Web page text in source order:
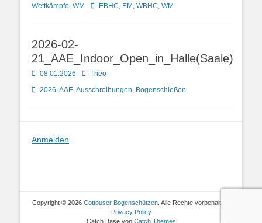
Wettkämpfe WM Schlagworte
EBHC EM WBHC WM
2026-02-
21_AAE_Indoor_Open_in_Halle(Saale)
Posted
08.01.2026 AutorTheo
Kategorien
2026 AAE Ausschreibungen Bogenschießen
Anmelden
Copyright © 2026 Cottbuser Bogenschützen . Alle Rechte vorbehalten.
Privacy Policy
Catch Base von Catch Themes